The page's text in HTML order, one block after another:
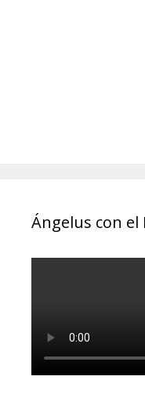
Ángelus con el